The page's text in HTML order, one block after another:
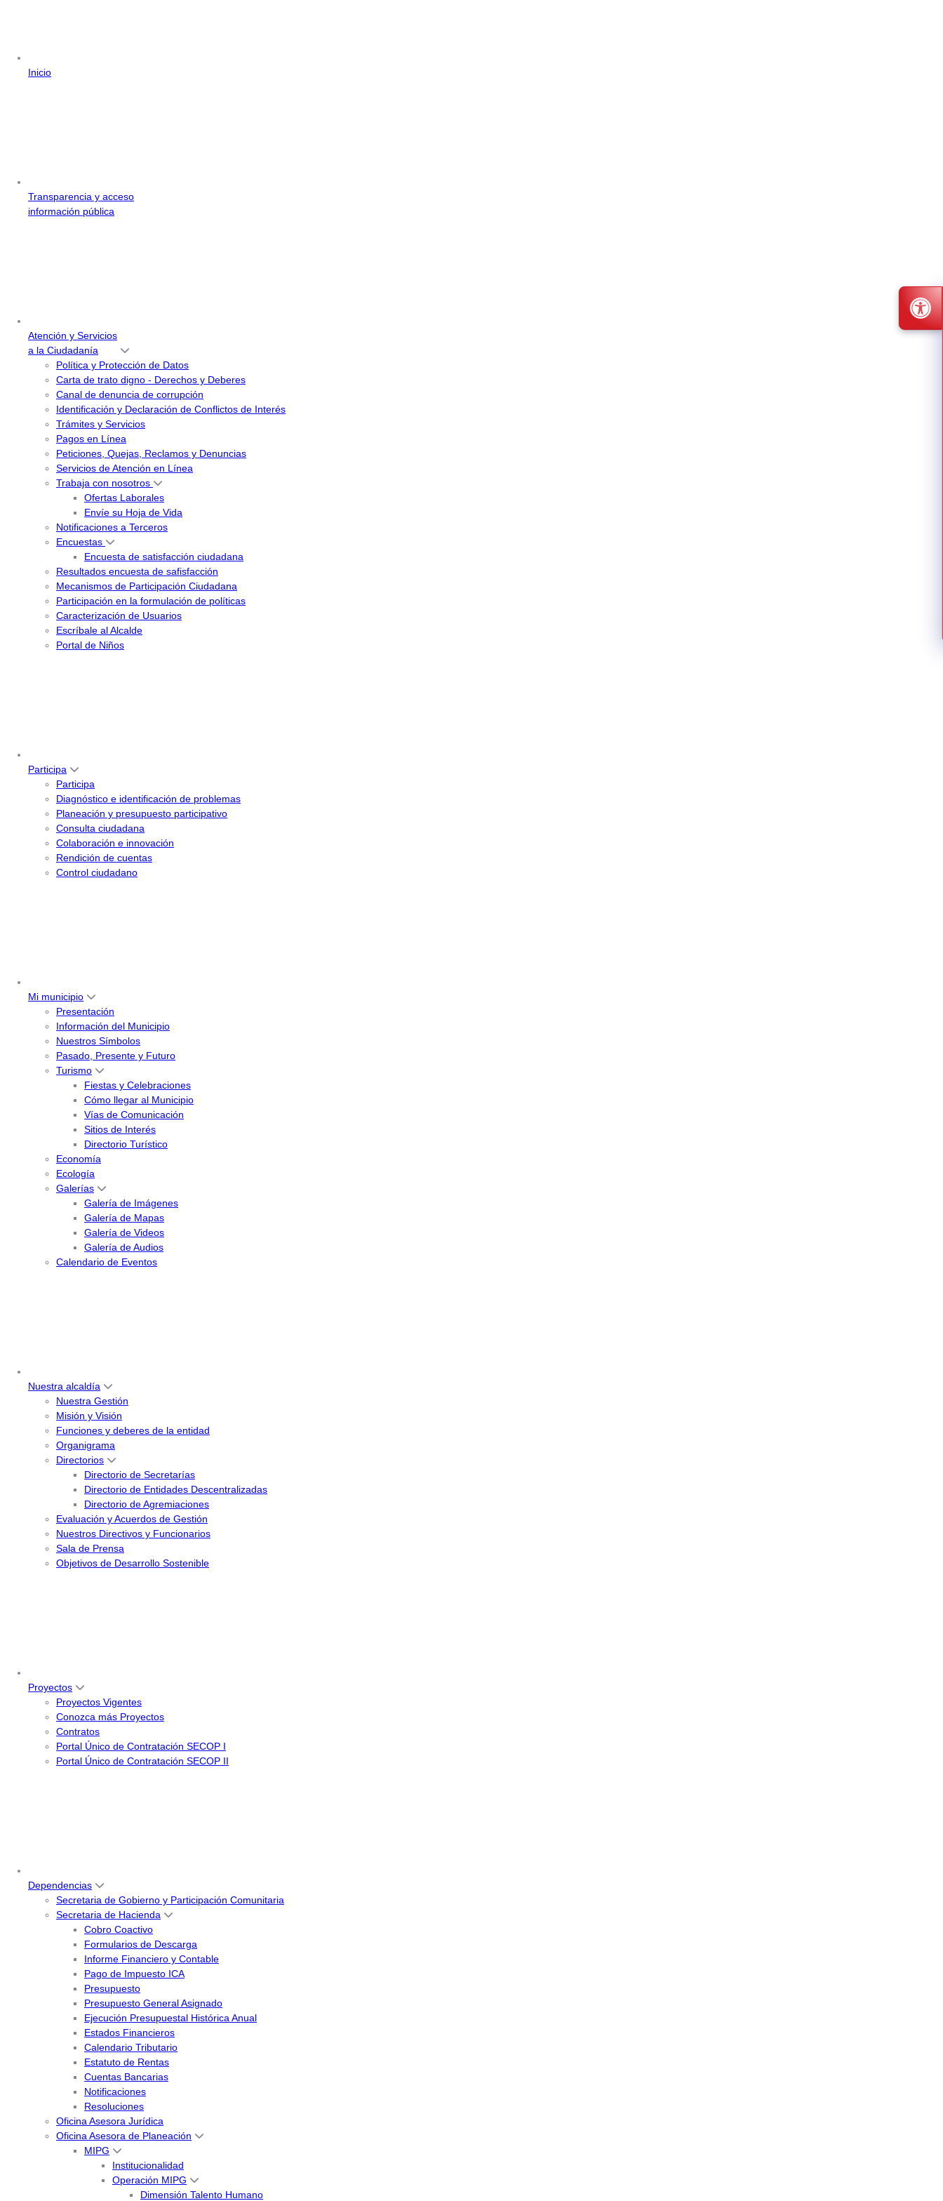
Inicio
Transparencia y acceso
información pública
Atención y Servicios
a la Ciudadanía
Política y Protección de Datos
Carta de trato digno - Derechos y Deberes
Canal de denuncia de corrupción
Identificación y Declaración de Conflictos de Interés
Trámites y Servicios
Pagos en Línea
Peticiones, Quejas, Reclamos y Denuncias
Servicios de Atención en Línea
Trabaja con nosotros
Ofertas Laborales
Envíe su Hoja de Vida
Notificaciones a Terceros
Encuestas
Encuesta de satisfacción ciudadana
Resultados encuesta de safisfacción
Mecanismos de Participación Ciudadana
Participación en la formulación de políticas
Caracterización de Usuarios
Escríbale al Alcalde
Portal de Niños
Participa
Participa
Diagnóstico e identificación de problemas
Planeación y presupuesto participativo
Consulta ciudadana
Colaboración e innovación
Rendición de cuentas
Control ciudadano
Mi municipio
Presentación
Información del Municipio
Nuestros Símbolos
Pasado, Presente y Futuro
Turismo
Fiestas y Celebraciones
Cómo llegar al Municipio
Vías de Comunicación
Sitios de Interés
Directorio Turístico
Economía
Ecología
Galerías
Galería de Imágenes
Galería de Mapas
Galería de Videos
Galería de Audios
Calendario de Eventos
Nuestra alcaldía
Nuestra Gestión
Misión y Visión
Funciones y deberes de la entidad
Organigrama
Directorios
Directorio de Secretarías
Directorio de Entidades Descentralizadas
Directorio de Agremiaciones
Evaluación y Acuerdos de Gestión
Nuestros Directivos y Funcionarios
Sala de Prensa
Objetivos de Desarrollo Sostenible
Proyectos
Proyectos Vigentes
Conozca más Proyectos
Contratos
Portal Único de Contratación SECOP I
Portal Único de Contratación SECOP II
Dependencias
Secretaria de Gobierno y Participación Comunitaria
Secretaria de Hacienda
Cobro Coactivo
Formularios de Descarga
Informe Financiero y Contable
Pago de Impuesto ICA
Presupuesto
Presupuesto General Asignado
Ejecución Presupuestal Histórica Anual
Estados Financieros
Calendario Tributario
Estatuto de Rentas
Cuentas Bancarias
Notificaciones
Resoluciones
Oficina Asesora Jurídica
Oficina Asesora de Planeación
MIPG
Institucionalidad
Operación MIPG
Dimensión Talento Humano